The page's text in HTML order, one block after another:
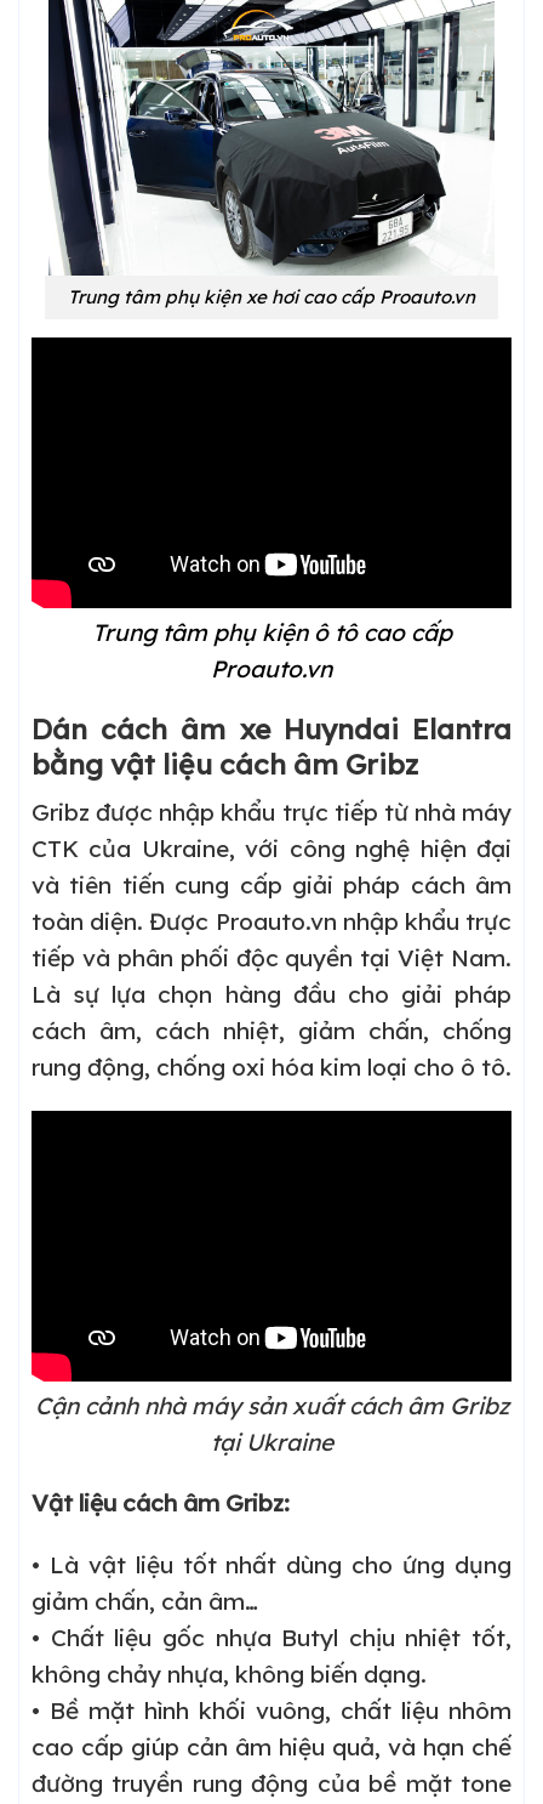
Trung tâm phụ kiện xe hơi cao cấp Proauto.vn
Trung tâm phụ kiện ô tô cao cấp
Proauto.vn
Dán cách âm xe Huyndai Elantra
bằng vật liệu cách âm Gribz
Gribz được nhập khẩu trực tiếp từ nhà máy
CTK của Ukraine, với công nghệ hiện đại
và tiên tiến cung cấp giải pháp cách âm
toàn diện. Được Proauto.vn nhập khẩu trực
tiếp và phân phối độc quyền tại Việt Nam.
Là sự lựa chọn hàng đầu cho giải pháp
cách âm, cách nhiệt, giảm chấn, chống
rung động, chống oxi hóa kim loại cho ô tô.
Cận cảnh nhà máy sản xuất cách âm Gribz
tại Ukraine
Vật liệu cách âm Gribz:
• Là vật liệu tốt nhất dùng cho ứng dụng
giảm chấn, cản âm…
• Chất liệu gốc nhựa Butyl chịu nhiệt tốt,
không chảy nhựa, không biến dạng.
• Bề mặt hình khối vuông, chất liệu nhôm
cao cấp giúp cản âm hiệu quả, và hạn chế
đường truyền rung động của bề mặt tone